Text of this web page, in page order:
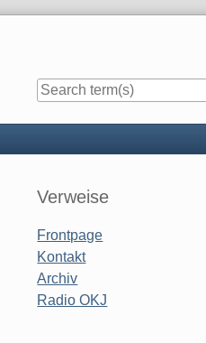
Sidebar
Verweise
Frontpage
Kontakt
Archiv
Radio OKJ